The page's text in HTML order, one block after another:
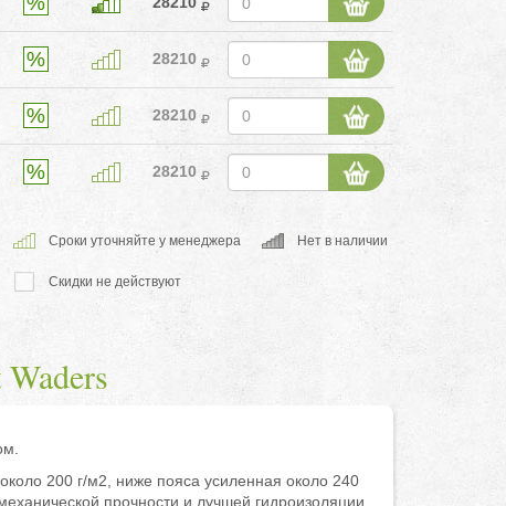
28210
28210
28210
Cроки уточняйте у менеджера Нет в наличии
Скидки не действуют
200 г/м2, ниже пояса усиленная около 240
прочности и лучшей гидроизоляции